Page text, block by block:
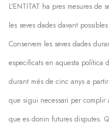
L'ENTITAT ha pres mesures
les seves dades davant
Conservem les seves dades
especificats en aquesta política
durant més de cinc anys a
que sigui necessari per complir
que es donin futures disputes.